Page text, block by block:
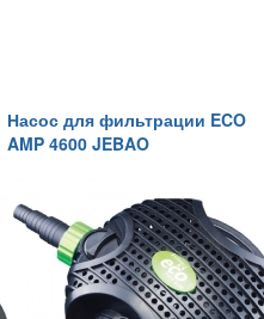
Насос для фильтрации ECO
AMP 4600 JEBAO